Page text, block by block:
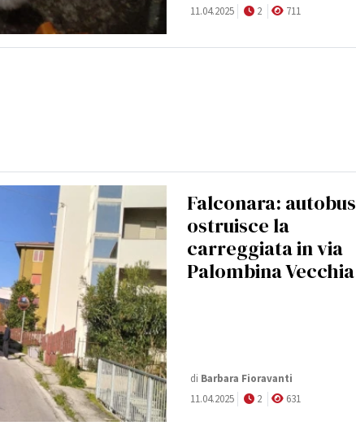
11.04.2025
2 711
Falconara: autobus
ostruisce la
carreggiata in via
Palombina Vecchia
di Barbara Fioravanti
11.04.2025
2 631